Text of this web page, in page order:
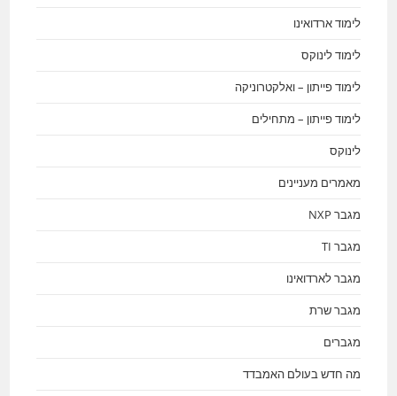
לימוד ארדואינו
לימוד לינוקס
לימוד פייתון – ואלקטרוניקה
לימוד פייתון – מתחילים
לינוקס
מאמרים מעניינים
מגבר NXP
מגבר TI
מגבר לארדואינו
מגבר שרת
מגברים
מה חדש בעולם האמבדד